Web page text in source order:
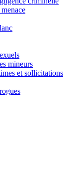
mineurs
et sollicitations